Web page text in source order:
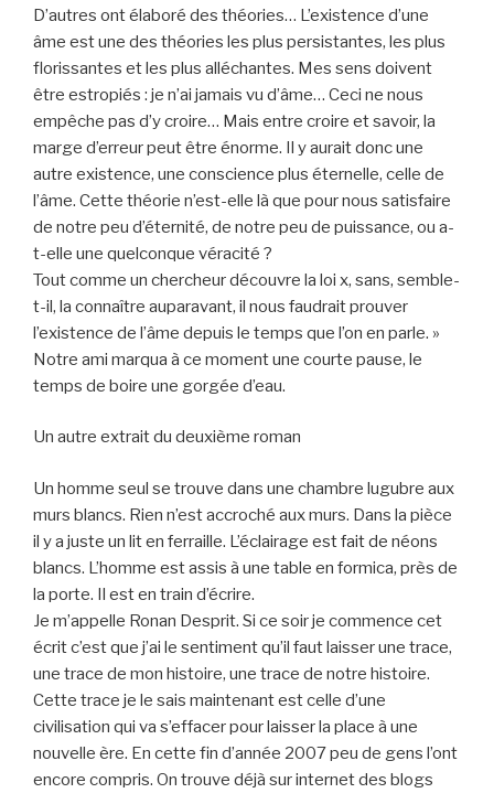
D’autres ont élaboré des théories… L’existence d’une
âme est une des théories les plus persistantes, les plus
florissantes et les plus alléchantes. Mes sens doivent
être estropiés : je n’ai jamais vu d’âme… Ceci ne nous
empêche pas d’y croire… Mais entre croire et savoir, la
marge d’erreur peut être énorme. Il y aurait donc une
autre existence, une conscience plus éternelle, celle de
l’âme. Cette théorie n’est-elle là que pour nous satisfaire
de notre peu d’éternité, de notre peu de puissance, ou a-
t-elle une quelconque véracité ?
Tout comme un chercheur découvre la loi x, sans, semble-
t-il, la connaître auparavant, il nous faudrait prouver
l’existence de l’âme depuis le temps que l’on en parle. »
Notre ami marqua à ce moment une courte pause, le
temps de boire une gorgée d’eau.
Un autre extrait du deuxième roman
Un homme seul se trouve dans une chambre lugubre aux
murs blancs. Rien n’est accroché aux murs. Dans la pièce
il y a juste un lit en ferraille. L’éclairage est fait de néons
blancs. L’homme est assis à une table en formica, près de
la porte. Il est en train d’écrire.
Je m’appelle Ronan Desprit. Si ce soir je commence cet
écrit c’est que j’ai le sentiment qu’il faut laisser une trace,
une trace de mon histoire, une trace de notre histoire.
Cette trace je le sais maintenant est celle d’une
civilisation qui va s’effacer pour laisser la place à une
nouvelle ère. En cette fin d’année 2007 peu de gens l’ont
encore compris. On trouve déjà sur internet des blogs